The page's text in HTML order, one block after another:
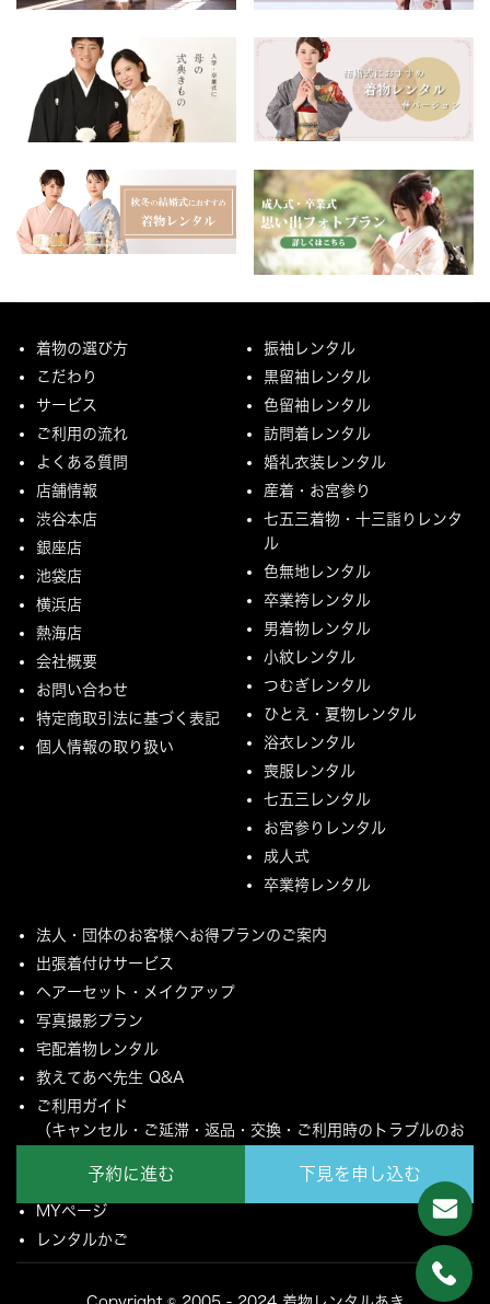
予約に進む 下見を申し込む
着物の選び方
こだわり
サービス
ご利用の流れ
よくある質問
店舗情報
渋谷本店
銀座店
池袋店
横浜店
熱海店
会社概要
お問い合わせ
特定商取引法に基づく表記
個人情報の取り扱い
振袖レンタル
黒留袖レンタル
色留袖レンタル
訪問着レンタル
婚礼衣装レンタル
産着・お宮参り
七五三着物・十三詣りレンタ
ル
色無地レンタル
卒業袴レンタル
男着物レンタル
小紋レンタル
つむぎレンタル
ひとえ・夏物レンタル
浴衣レンタル
喪服レンタル
七五三レンタル
お宮参りレンタル
成人式
卒業袴レンタル
法人・団体のお客様へお得プランのご案内
出張着付けサービス
ヘアーセット・メイクアップ
写真撮影プラン
宅配着物レンタル
教えてあべ先生 Q&A
ご利用ガイド
（キャンセル・ご延滞・返品・交換・ご利用時のトラブルのお
ご配送とご返却について
MYページ
レンタルかご